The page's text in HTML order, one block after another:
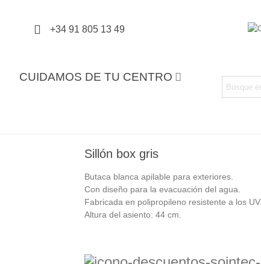
+34 91 805 13 49
CUIDAMOS DE TU CENTRO
Sillón box gris
Butaca blanca apilable para exteriores.
Con diseño para la evacuación del agua.
Fabricada en polipropileno resistente a los UV.
Altura del asiento: 44 cm.